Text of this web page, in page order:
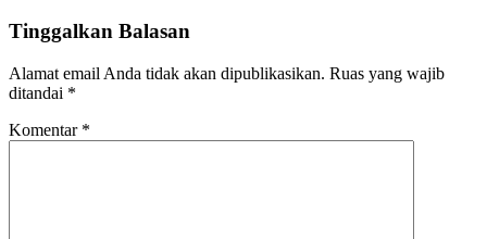
Tinggalkan Balasan
Alamat email Anda tidak akan dipublikasikan. Ruas yang wajib
ditandai *
Komentar *